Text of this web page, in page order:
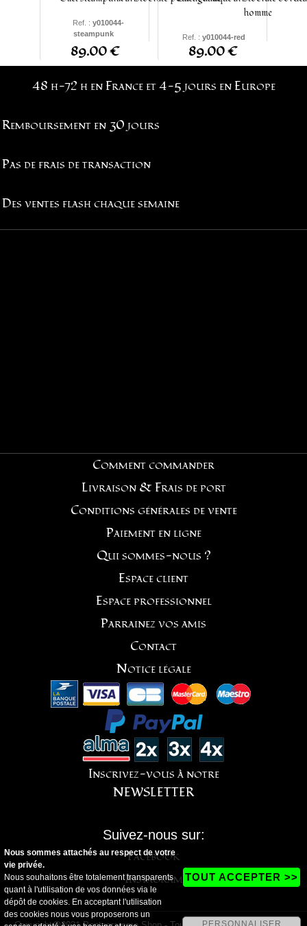
Ref. : y010044-
steampunk
S - M - L - XL - XXL -
XXXL -4XL-5XL- XS
89.00 €
homme
Ref. : y010044-red
S - M - L - XL - XXL -
XXXL -
89.00 €
48 h-72 h en France et 4-5 jours en Europe
Remboursement en 30 jours
Pas de frais de transaction
Des ventes flash chaque semaine
Comment commander
Livraison & Frais de port
Conditions générales de vente
Paiement en ligne
Qui sommes-nous ?
Espace client
Espace professionnel
Parrainez vos amis
Contact
Notice légale
Inscrivez-vous à notre
NEWSLETTER
Suivez-nous sur:
Facebook
Instagram
Nous sommes attachés au respect de votre
vie privée.
Nous souhaitons être totalement transparents
quant à l'utilisation de vos données via le
dépôt de cookies. En acceptant l'utilisation
des cookies nous vous proposerons un
TOUT ACCEPTER >>
PERSONNALISER